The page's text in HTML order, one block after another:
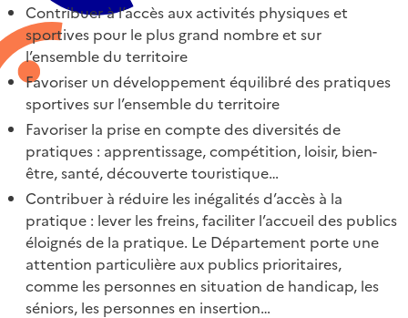
Contribuer à l’accès aux activités physiques et
sportives pour le plus grand nombre et sur
l’ensemble du territoire
Favoriser un développement équilibré des pratiques
sportives sur l’ensemble du territoire
Favoriser la prise en compte des diversités de
pratiques : apprentissage, compétition, loisir, bien-
être, santé, découverte touristique…
Contribuer à réduire les inégalités d’accès à la
pratique : lever les freins, faciliter l’accueil des publics
éloignés de la pratique. Le Département porte une
attention particulière aux publics prioritaires,
comme les personnes en situation de handicap, les
séniors, les personnes en insertion…